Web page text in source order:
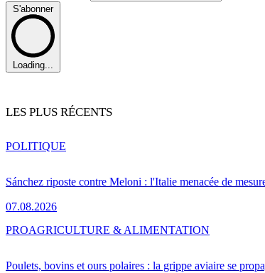
S'abonner
Loading...
LES PLUS RÉCENTS
Sánchez riposte contre Meloni : l'Italie menacée de
07.08.2026
POLITIQUE
Poulets, bovins et ours polaires : la grippe aviaire se
PROAGRICULTURE & ALIMENTATION